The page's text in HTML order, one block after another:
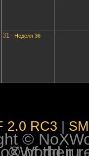
31 - Неделя 36
2.0 RC3
©
© 2009-2026 NoXWorld.ru. All